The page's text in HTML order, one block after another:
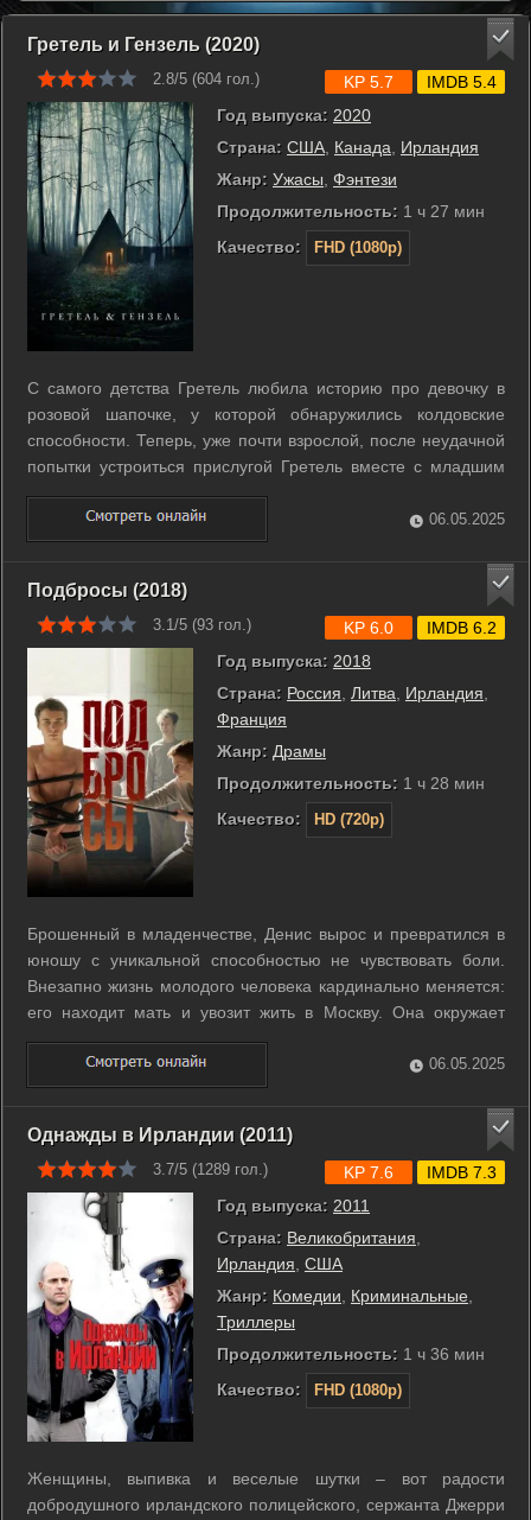
Гретель и Гензель (2020)
2.8/5 (604 гол.)
Год выпуска: 2020
Страна: США Канада
Ирландия
Жанр: Ужасы Фэнтези
Продолжительность: 1 ч 27 мин
Качество:
FHD (1080p)
KP 5.7 IMDB 5.4
С самого детства Гретель любила историю про девочку в
розовой шапочке, у которой обнаружились колдовские
способности. Теперь, уже почти взрослой, после неудачной
попытки устроиться прислугой Гретель вместе с младшим
братом Гензелем оказывается без дома - мать выгоняет их,
решив, что дети должны сами о себе заботиться. Скитаясь
по лесу и страдая от ...
06.05.2025
Подбросы (2018)
3.1/5 (93 гол.)
Год выпуска: 2018
Страна: Россия Литва Ирландия
Франция
Жанр: Драмы
Продолжительность: 1 ч 28 мин
Качество:
HD (720p)
KP 6.0 IMDB 6.2
Брошенный в младенчестве, Денис вырос и превратился в
юношу с уникальной способностью не чувствовать боли.
Внезапно жизнь молодого человека кардинально меняется:
его находит мать и увозит жить в Москву. Она окружает
Дениса заботой, вниманием, играет роль задушевной
подружки и вводит юношу в загадочную среду столичных
мошенников и коррупционеров. ...
06.05.2025
Однажды в Ирландии (2011)
3.7/5 (1289 гол.)
Год выпуска: 2011
Страна: Великобритания
Ирландия США
Жанр: Комедии Криминальные
Триллеры
Продолжительность: 1 ч 36 мин
Качество:
FHD (1080p)
KP 7.6 IMDB 7.3
Женщины, выпивка и веселые шутки – вот радости
добродушного ирландского полицейского, сержанта Джерри